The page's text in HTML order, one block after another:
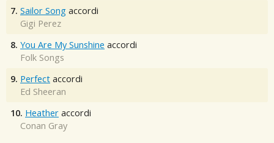
7. Sailor Song accordi
Gigi Perez
8. You Are My Sunshine accordi
Folk Songs
9. Perfect accordi
Ed Sheeran
10. Heather accordi
Conan Gray